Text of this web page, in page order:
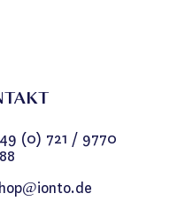
(0) 721 / 9770